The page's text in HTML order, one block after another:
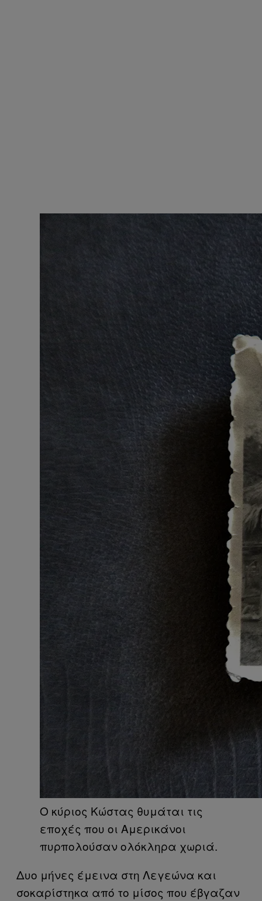
Ο κύριος Κώστας θυμάται τις
εποχές που οι Αμερικάνοι
πυρπολούσαν ολόκληρα χωριά.
Δυο μήνες έμεινα στη Λεγεώνα και
σοκαρίστηκα από το μίσος που έβγαζαν